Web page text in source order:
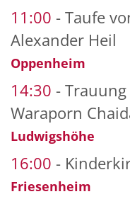
11:00
Taufe
Alexander Heil
Oppenheim
14:30
Trauung
Waraporn
Ludwigshöhe
16:00
Friesenheim